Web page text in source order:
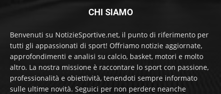
CHI SIAMO
Benvenuti su NotizieSportive.net, il punto di riferimento per
tutti gli appassionati di sport! Offriamo notizie aggiornate,
approfondimenti e analisi su calcio, basket, motori e molto
altro. La nostra missione è raccontare lo sport con passione,
professionalità e obiettività, tenendoti sempre informato
sulle ultime novità. Seguici per non perdere neanche